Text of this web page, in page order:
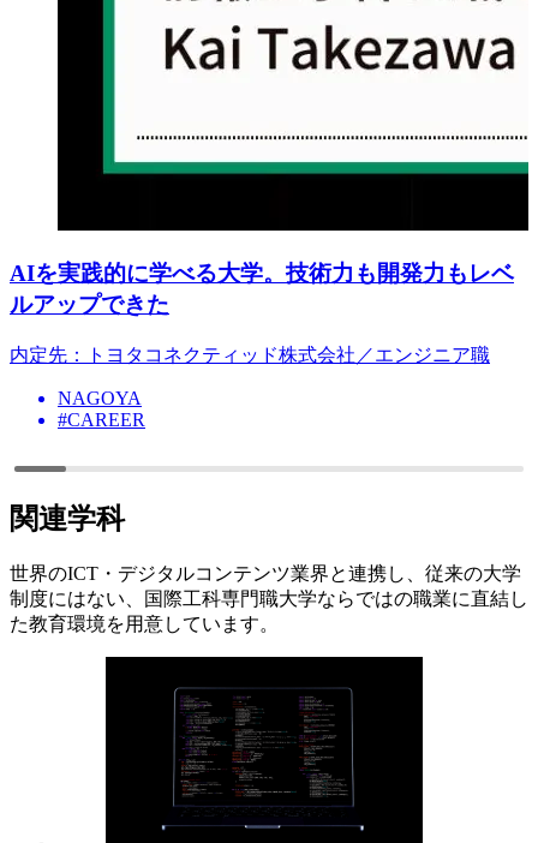
AIを実践的に学べる大学。技術力も開発力もレベ
ルアップできた
内定先：トヨタコネクティッド株式会社／エンジニア職
NAGOYA
#CAREER
関連学科
世界のICT・デジタルコンテンツ業界と連携し、従来の大学
制度にはない、国際工科専門職大学ならではの職業に直結し
た教育環境を用意しています。